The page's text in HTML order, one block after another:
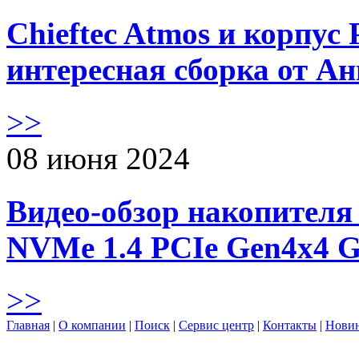
Chieftec Atmos и корпус
интересная сборка от
>>
08 июня 2024
Видео-обзор
NVMe 1.4 PCIe Gen4х4
>>
Главная | О компании | Поиск | Сервис центр | Контакты |